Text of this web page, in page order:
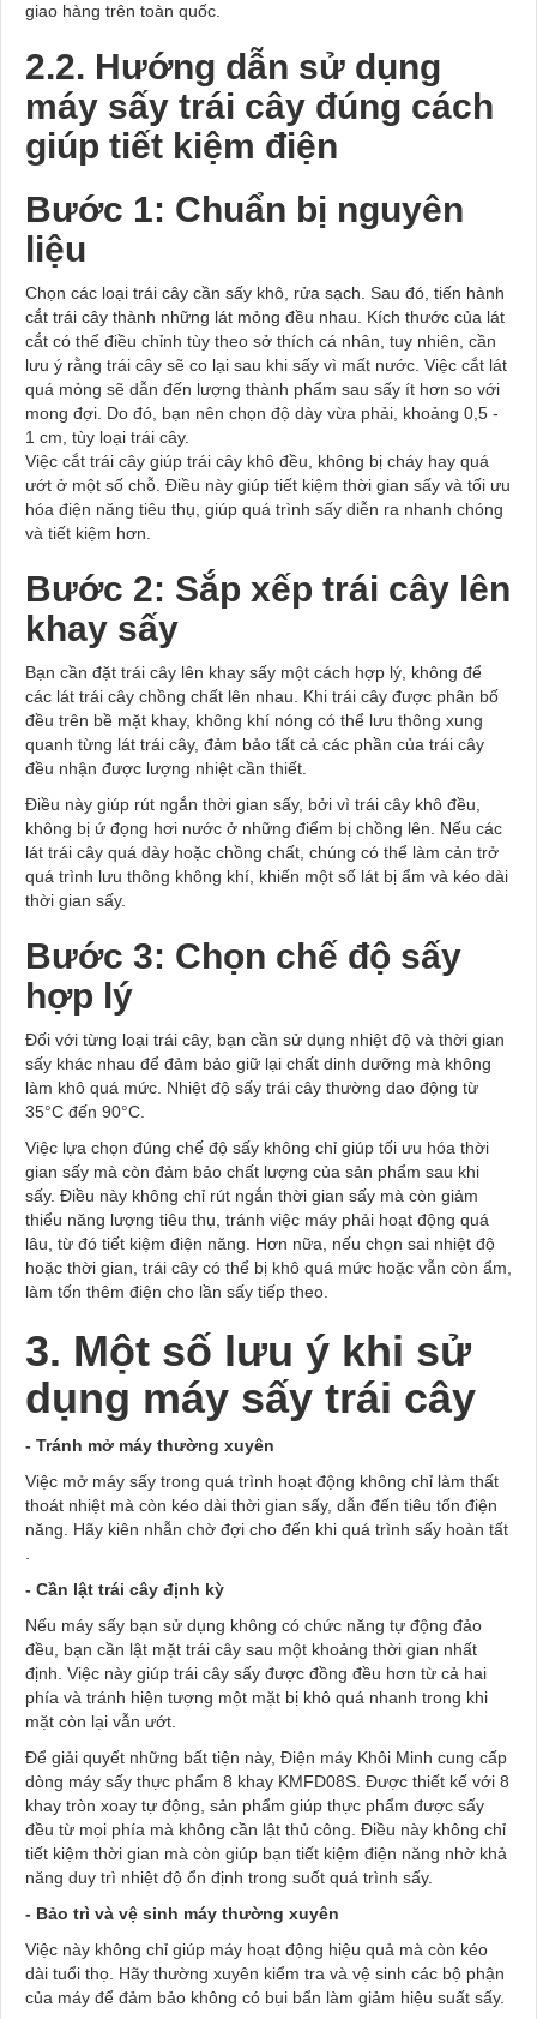
giao hàng trên toàn quốc.
2.2. Hướng dẫn sử dụng
máy sấy trái cây đúng cách
giúp tiết kiệm điện
Bước 1: Chuẩn bị nguyên
liệu
Chọn các loại trái cây cần sấy khô, rửa sạch. Sau đó, tiến hành
cắt trái cây thành những lát mỏng đều nhau. Kích thước của lát
cắt có thể điều chỉnh tùy theo sở thích cá nhân, tuy nhiên, cần
lưu ý rằng trái cây sẽ co lại sau khi sấy vì mất nước. Việc cắt lát
quá mỏng sẽ dẫn đến lượng thành phẩm sau sấy ít hơn so với
mong đợi. Do đó, bạn nên chọn độ dày vừa phải, khoảng 0,5 -
1 cm, tùy loại trái cây.
Việc cắt trái cây giúp trái cây khô đều, không bị cháy hay quá
ướt ở một số chỗ. Điều này giúp tiết kiệm thời gian sấy và tối ưu
hóa điện năng tiêu thụ, giúp quá trình sấy diễn ra nhanh chóng
và tiết kiệm hơn.
Bước 2: Sắp xếp trái cây lên
khay sấy
Bạn cần đặt trái cây lên khay sấy một cách hợp lý, không để
các lát trái cây chồng chất lên nhau. Khi trái cây được phân bố
đều trên bề mặt khay, không khí nóng có thể lưu thông xung
quanh từng lát trái cây, đảm bảo tất cả các phần của trái cây
đều nhận được lượng nhiệt cần thiết.
Điều này giúp rút ngắn thời gian sấy, bởi vì trái cây khô đều,
không bị ứ đọng hơi nước ở những điểm bị chồng lên. Nếu các
lát trái cây quá dày hoặc chồng chất, chúng có thể làm cản trở
quá trình lưu thông không khí, khiến một số lát bị ẩm và kéo dài
thời gian sấy.
Bước 3: Chọn chế độ sấy
hợp lý
Đối với từng loại trái cây, bạn cần sử dụng nhiệt độ và thời gian
sấy khác nhau để đảm bảo giữ lại chất dinh dưỡng mà không
làm khô quá mức. Nhiệt độ sấy trái cây thường dao động từ
35°C đến 90°C.
Việc lựa chọn đúng chế độ sấy không chỉ giúp tối ưu hóa thời
gian sấy mà còn đảm bảo chất lượng của sản phẩm sau khi
sấy. Điều này không chỉ rút ngắn thời gian sấy mà còn giảm
thiểu năng lượng tiêu thụ, tránh việc máy phải hoạt động quá
lâu, từ đó tiết kiệm điện năng. Hơn nữa, nếu chọn sai nhiệt độ
hoặc thời gian, trái cây có thể bị khô quá mức hoặc vẫn còn ẩm,
làm tốn thêm điện cho lần sấy tiếp theo.
3. Một số lưu ý khi sử
dụng máy sấy trái cây
- Tránh mở máy thường xuyên
Việc mở máy sấy trong quá trình hoạt động không chỉ làm thất
thoát nhiệt mà còn kéo dài thời gian sấy, dẫn đến tiêu tốn điện
năng. Hãy kiên nhẫn chờ đợi cho đến khi quá trình sấy hoàn tất​
.
- Cần lật trái cây định kỳ
Nếu máy sấy bạn sử dụng không có chức năng tự động đảo
đều, bạn cần lật mặt trái cây sau một khoảng thời gian nhất
định. Việc này giúp trái cây sấy được đồng đều hơn từ cả hai
phía và tránh hiện tượng một mặt bị khô quá nhanh trong khi
mặt còn lại vẫn ướt.
Để giải quyết những bất tiện này, Điện máy Khôi Minh cung cấp
dòng máy sấy thực phẩm 8 khay KMFD08S. Được thiết kế với 8
khay tròn xoay tự động, sản phẩm giúp thực phẩm được sấy
đều từ mọi phía mà không cần lật thủ công. Điều này không chỉ
tiết kiệm thời gian mà còn giúp bạn tiết kiệm điện năng nhờ khả
năng duy trì nhiệt độ ổn định trong suốt quá trình sấy.
- Bảo trì và vệ sinh máy thường xuyên
Việc này không chỉ giúp máy hoạt động hiệu quả mà còn kéo
dài tuổi thọ. Hãy thường xuyên kiểm tra và vệ sinh các bộ phận
của máy để đảm bảo không có bụi bẩn làm giảm hiệu suất sấy​.